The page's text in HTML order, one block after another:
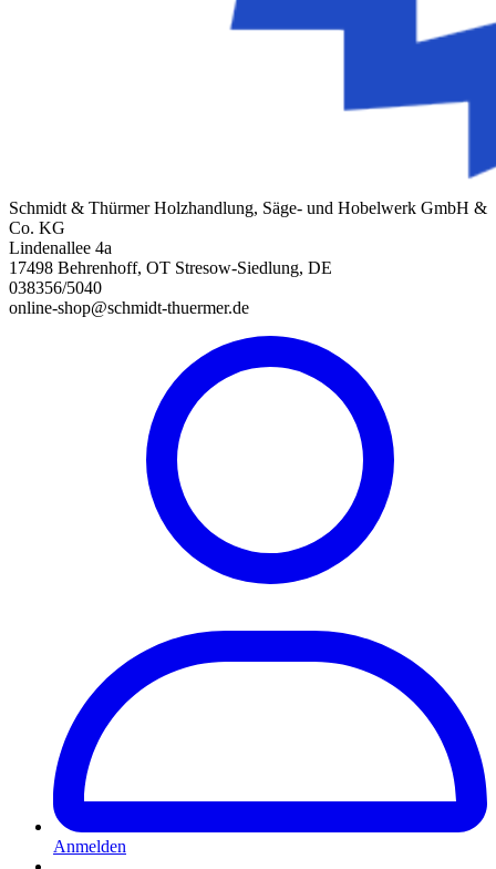
Schmidt & Thürmer Holzhandlung, Säge- und Hobelwerk GmbH &
Co. KG
Lindenallee 4a
17498 Behrenhoff, OT Stresow-Siedlung, DE
038356/5040
online-shop@schmidt-thuermer.de
Anmelden